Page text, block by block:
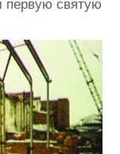
первую святую